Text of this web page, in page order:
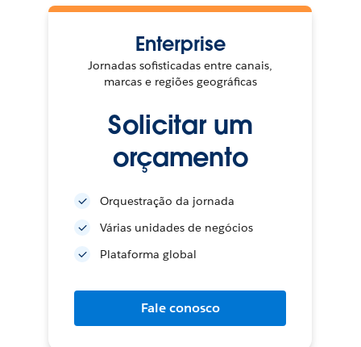
Enterprise
Jornadas sofisticadas entre canais,
marcas e regiões geográficas
Solicitar um
orçamento
Orquestração da jornada
Várias unidades de negócios
Plataforma global
Fale conosco